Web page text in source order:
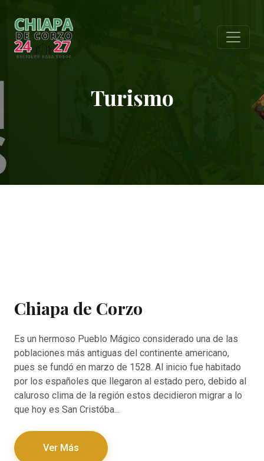
Turismo
Chiapa de Corzo
Es un hermoso Pueblo Mágico considerado una de las
poblaciones más antiguas del continente americano,
pues se fundó en marzo de 1528. Al inicio fue habitado
por los españoles que llegaron al estado pero, debido al
caluroso clima de la región estos decidieron migrar a lo
que hoy es San Cristóba...
Ver Más